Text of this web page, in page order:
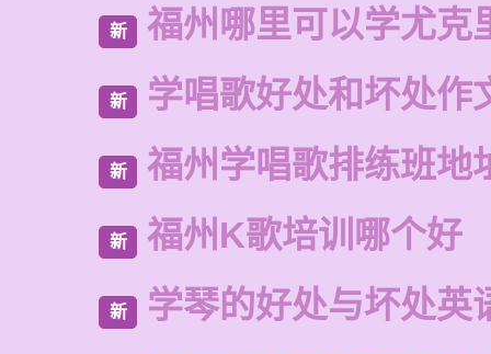
新 福州哪里可以学尤克
新 学唱歌好处和坏处作
新 福州学唱歌排练班地
新 福州K歌培训哪个好
新 学琴的好处与坏处英